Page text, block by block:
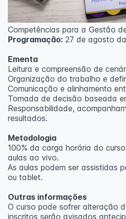
Competências para a Gestão
Programação: 27 de agosto
Ementa
Leitura e compreensão de
Organização do trabalho e
Comunicação e alinhamento
Tomada de decisão baseada
Responsabilidade,
resultados.
Metodologia
100% da carga horária do
aulas ao vivo.
As aulas podem ser assistidas
ou tablet.
Outras informações
O curso pode sofrer alteração
inscritos serão avisados